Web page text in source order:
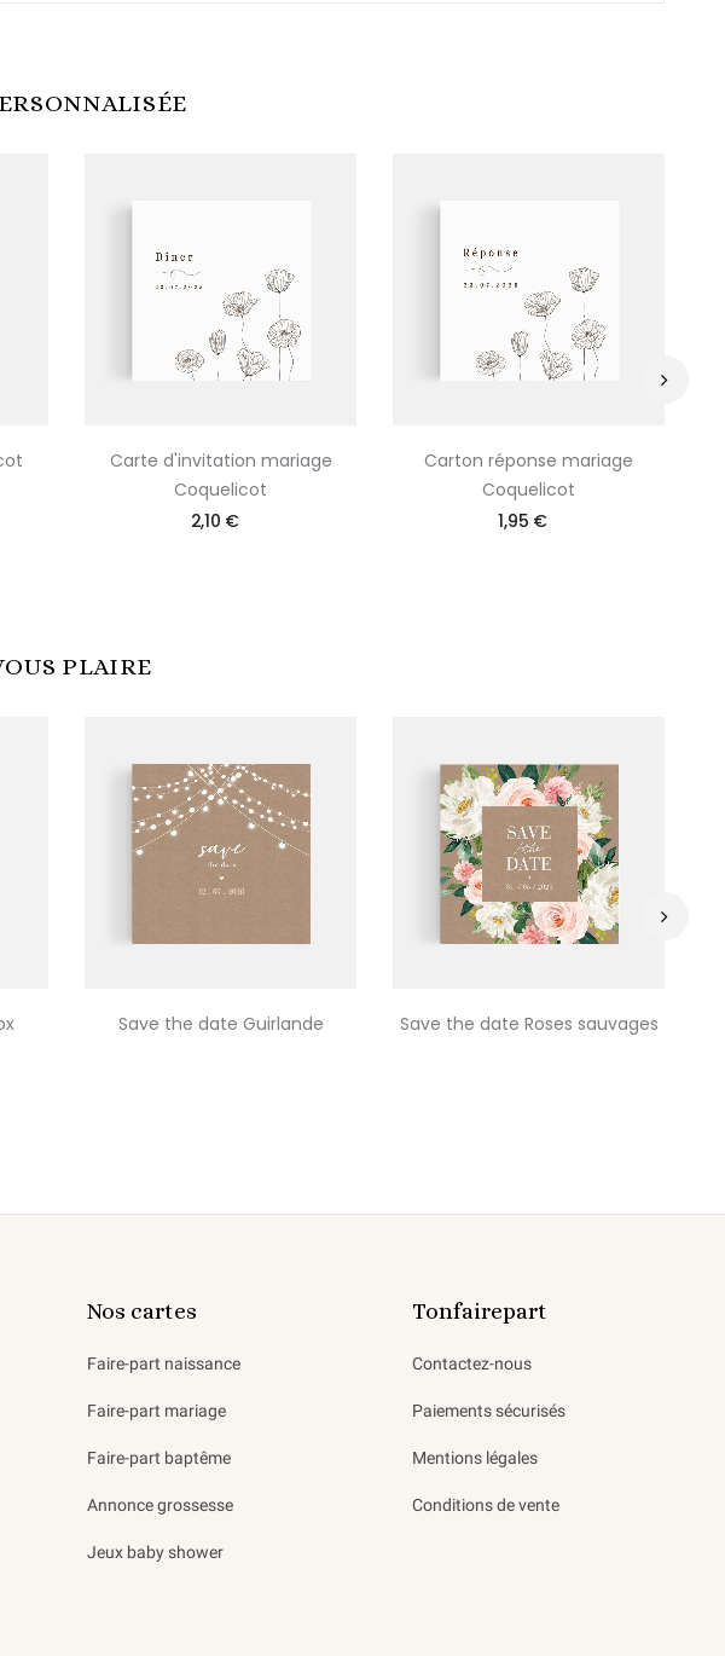
Carte d'invitation mariage
Coquelicot
2,10 €
Carton réponse mariage
Coquelicot
1,95 €
PLAIRE
Save the date Guirlande Save the date Roses sauvages
Nos cartes
Faire-part naissance
Faire-part mariage
Faire-part baptême
Annonce grossesse
Jeux baby shower
Tonfairepart
Contactez-nous
Paiements sécurisés
Mentions légales
Conditions de vente